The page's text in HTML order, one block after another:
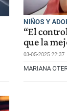
NIÑOS Y
“El
que la
03-05-2025 22:37
MARIANA